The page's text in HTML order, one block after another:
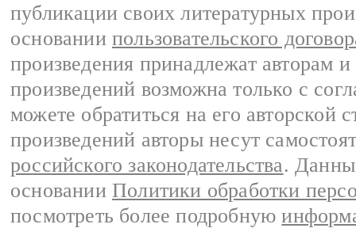
публикации своих литературных
основании пользовательского
произведения принадлежат авторам
произведений возможна только с
можете обратиться на его авторской
произведений авторы несут
российского законодательства.
основании Политики обработки
посмотреть более подробную